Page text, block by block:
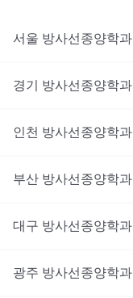
서울 방사선종양학과
경기 방사선종양학과
인천 방사선종양학과
부산 방사선종양학과
대구 방사선종양학과
광주 방사선종양학과